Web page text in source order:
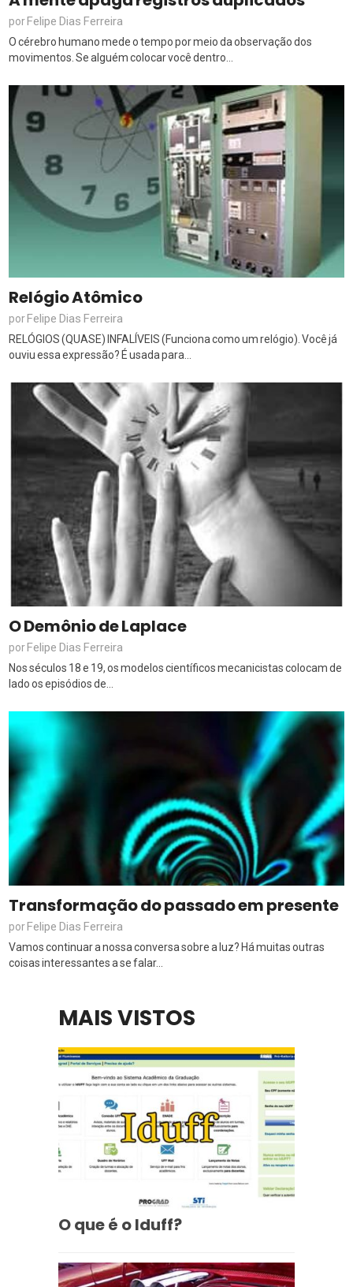
porFelipe Dias Ferreira
O cérebro humano mede o tempo por meio da observação dos
movimentos. Se alguém colocar você dentro...
Relógio Atômico
porFelipe Dias Ferreira
RELÓGIOS (QUASE) INFALÍVEIS (Funciona como um relógio). Você já
ouviu essa expressão? É usada para...
O Demônio de Laplace
porFelipe Dias Ferreira
Nos séculos 18 e 19, os modelos científicos mecanicistas colocam de
lado os episódios de...
Transformação do passado em presente
por Felipe Dias Ferreira
Vamos continuar a nossa conversa sobre a luz? Há muitas outras
coisas interessantes a se falar...
MAIS VISTOS
O que é o Iduff?